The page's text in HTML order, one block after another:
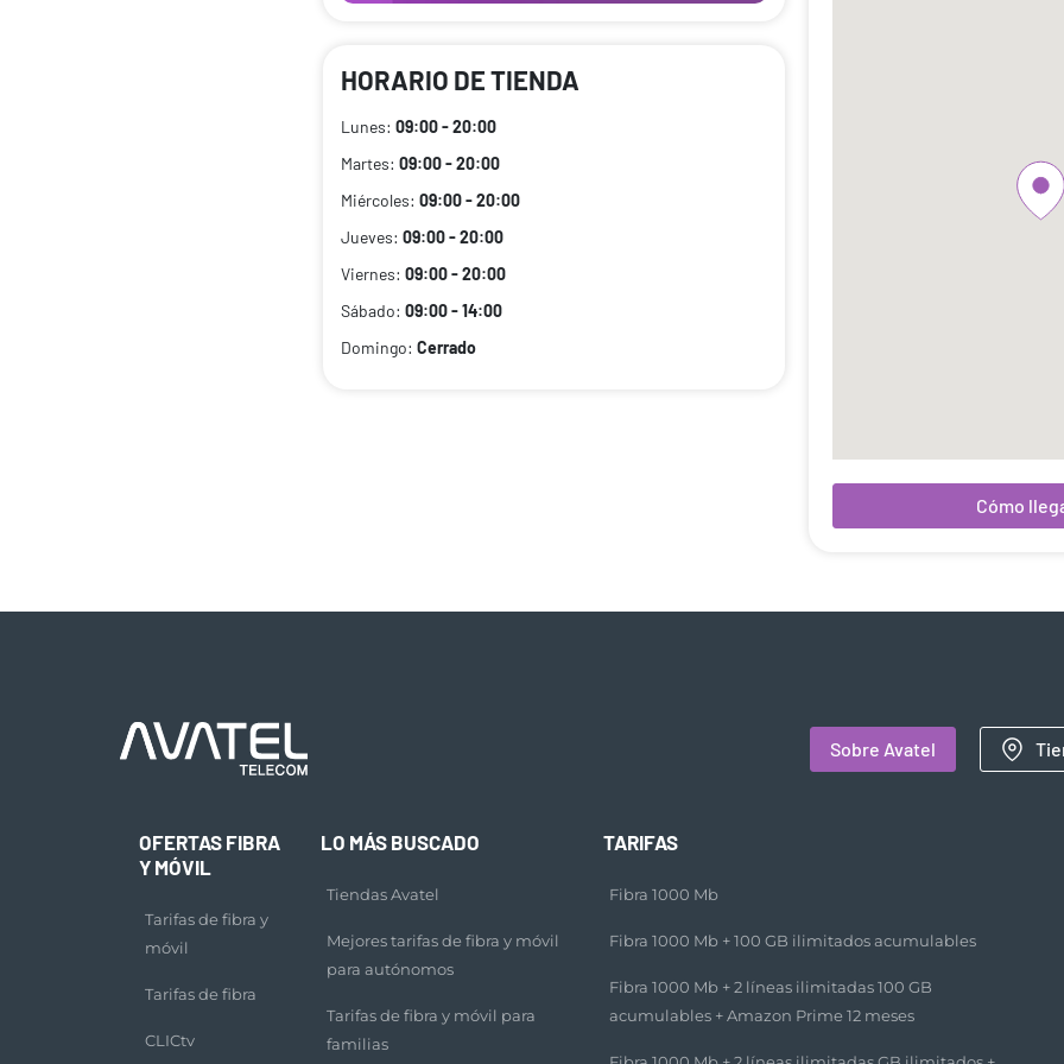
HORARIO DE TIENDA
Lunes: 09:00 - 20:00
Martes: 09:00 - 20:00
Miércoles: 09:00 - 20:00
Jueves: 09:00 - 20:00
Viernes: 09:00 - 20:00
Sábado: 09:00 - 14:00
Domingo: Cerrado
Cómo
Sobre Avatel
OFERTAS FIBRA
Y MÓVIL
Tarifas de fibra y
móvil
Tarifas de fibra
CLICtv
LO MÁS BUSCADO
Tiendas Avatel
Mejores tarifas de fibra y móvil
para autónomos
Tarifas de fibra y móvil para
familias
TARIFAS
Fibra 1000 Mb
Fibra 1000 Mb + 100 GB ilimitados acumulables​
Fibra 1000 Mb + 2 líneas ilimitadas 100 GB
acumulables + Amazon Prime 12 meses​